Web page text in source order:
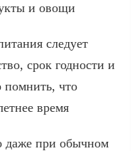
и овощи
следует
срок годности и
помнить, что
время
даже при обычном